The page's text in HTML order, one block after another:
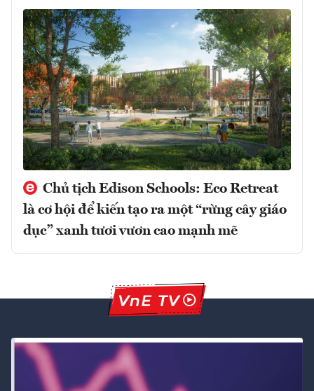
Chủ tịch Edison Schools: Eco Retreat
là cơ hội để kiến tạo ra một “rừng cây giáo
dục” xanh tươi vươn cao mạnh mẽ